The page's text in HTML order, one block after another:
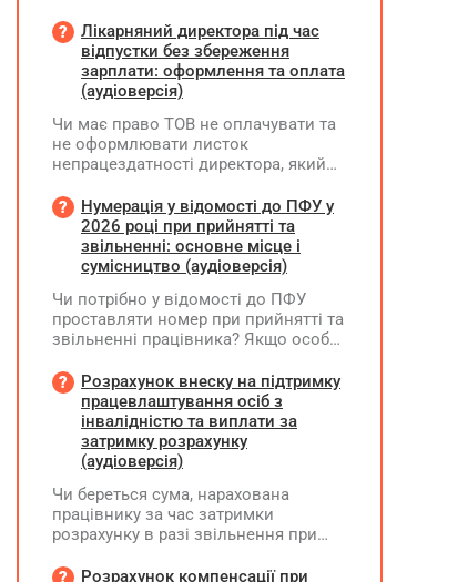
на інших умовах, передбачених
законодавством, Додаток Д1/
Додаток ФІЗ-Д1 за відповідний
період не подається
Лікарняний директора під час
відпустки без збереження
зарплати: оформлення та оплата
(аудіоверсія)
Чи має право ТОВ не оплачувати та
не оформлювати листок
непрацездатності директора, який
збереження заробітної плати під час
призупинення діяльності
підприємства?
Нумерація у відомості до ПФУ у
2026 році при прийнятті та
звільненні: основне місце і
сумісництво (аудіоверсія)
Чи потрібно у відомості до ПФУ
проставляти номер при прийнятті та
звільненні працівника? Якщо особа
місцем роботи та за сумісництвом,
чи рахується це як два роботодавці?
Розрахунок внеску на підтримку
працевлаштування осіб з
інвалідністю та виплати за
затримку розрахунку
(аудіоверсія)
Чи береться сума, нарахована
працівнику за час затримки
розрахунку в разі звільнення при
заробітної плати (винагороди), для
Розрахунок компенсації при